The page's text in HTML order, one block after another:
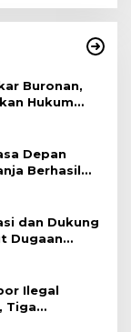
Buronan,
Hukum
Depan
Berhasil
dan Dukung
Dugaan
Ilegal
Tiga
Satu Buron